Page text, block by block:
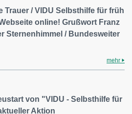
Trauer / VIDU Selbsthilfe für früh
online! Grußwort Franz
Sternenhimmel / Bundesweiter
mehr
von "VIDU - Selbsthilfe für
Aktion